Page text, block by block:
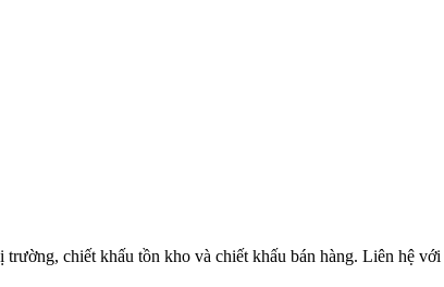
chiết khấu tồn kho và chiết khấu bán hàng. Liên hệ